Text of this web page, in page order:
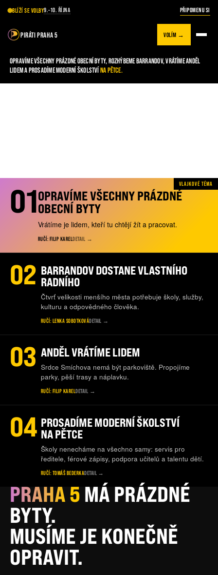
BLÍŽÍ SE VOLBY9.–10. ŘÍJNA PŘIPOMENU SI
PIRÁTI PRAHA 5 VOLÍM →
AŤ TO TU
KANDIDÁTKA NA PRIMÁTORKU PRAHY KANDIDÁT NA STAROSTU PRAHY 5
OPRAVÍME VŠECHNY PRÁZDNÉ OBECNÍ BYTY, ROZHÝBEME BARRANDOV, VRÁTÍME ANDĚL
LIDEM A PROSADÍME MODERNÍ ŠKOLSTVÍNA PĚTCE.
VLAJKOVÉ TÉMA
01OPRAVÍME VŠECHNY PRÁZDNÉ
OBECNÍ BYTY
Vrátíme je lidem, kteří tu chtějí žít a pracovat.
RUČÍ: FILIP KARELDETAIL →
02 BARRANDOV DOSTANE VLASTNÍHO
RADNÍHO
Čtvrť velikosti menšího města potřebuje školy, služby,
kulturu a odpovědného člověka.
RUČÍ: LENKA SOBOTKOVÁDETAIL →
03 ANDĚL VRÁTÍME LIDEM
Srdce Smíchova nemá být parkoviště. Propojíme
parky, pěší trasy a náplavku.
RUČÍ: FILIP KARELDETAIL →
04 PROSADÍME MODERNÍ ŠKOLSTVÍ
NA PĚTCE
Školy nenecháme na všechno samy: servis pro
ředitele, férové zápisy, podpora učitelů a talentu dětí.
RUČÍ: TOMÁŠ BEDERKADETAIL →
Slib 01 BYDLENÍ
KANDIDÁT NA STAROSTU
PRAHA 5 MÁ PRÁZDNÉ
BYTY.
MUSÍME JE KONEČNĚ
OPRAVIT.